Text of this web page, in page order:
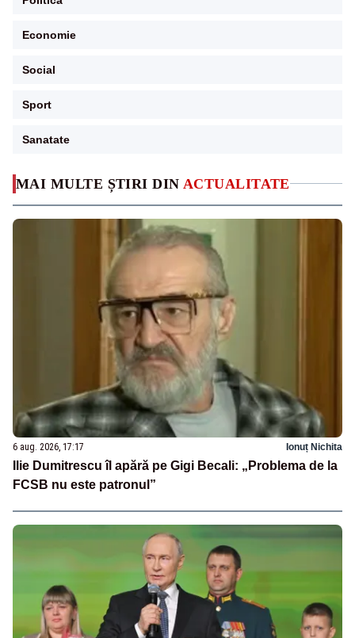
MAI MULTE ȘTIRI DIN ACTUALITATE
6 aug. 2026, 17:17 Ionuț Nichita
Ilie Dumitrescu îl apără pe Gigi Becali: „Problema de la
FCSB nu este patronul”
Economie
Social
Sport
Sanatate